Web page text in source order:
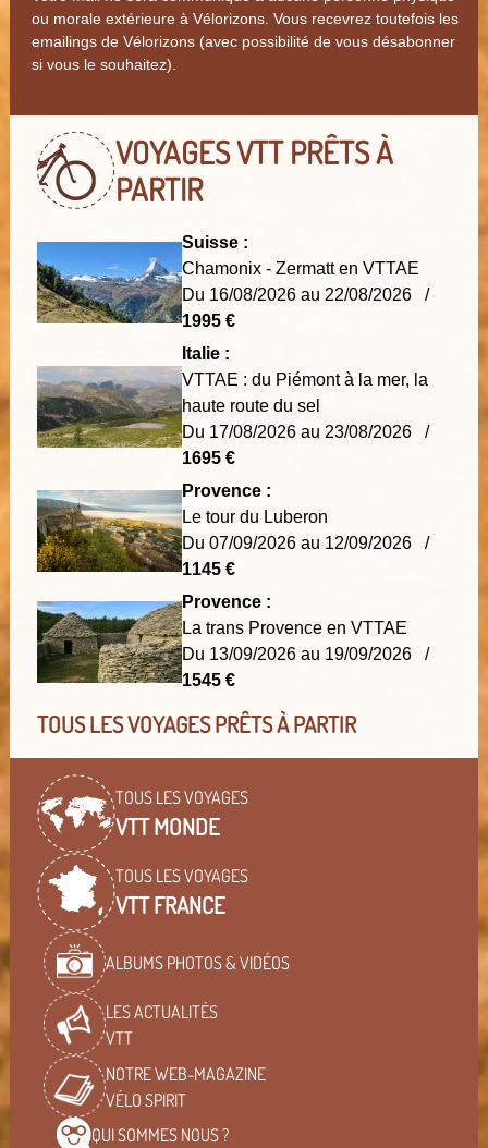
ou morale extérieure à Vélorizons. Vous recevrez toutefois les
emailings de Vélorizons (avec possibilité de vous désabonner
si vous le souhaitez).
VOYAGES VTTPRÊTS À
PARTIR
Suisse :
Chamonix - Zermatt en VTTAE
Du 16/08/2026 au 22/08/2026 /
1995 €
Italie :
VTTAE : du Piémont à la mer, la
haute route du sel
Du 17/08/2026 au 23/08/2026 /
1695 €
Provence :
Le tour du Luberon
Du 07/09/2026 au 12/09/2026 /
1145 €
Provence :
La trans Provence en VTTAE
Du 13/09/2026 au 19/09/2026 /
1545 €
TOUS LES VOYAGES PRÊTS À PARTIR
TOUS LES VOYAGES
VTT MONDE
TOUS LES VOYAGES
VTT FRANCE
ALBUMS PHOTOS & VIDÉOS
LES ACTUALITÉS
VTT
NOTRE WEB-MAGAZINE
VÉLO SPIRIT
QUI SOMMES NOUS ?